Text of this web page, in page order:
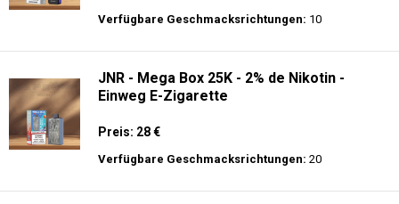
Verfügbare Geschmacksrichtungen: 10
JNR - Mega Box 25K - 2% de Nikotin -
Einweg E-Zigarette
Preis: 28 €
Verfügbare Geschmacksrichtungen: 20